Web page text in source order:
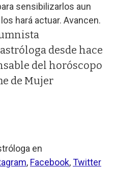
sensibilizarlos aun
hará actuar. Avancen.
en
, Facebook,Twitter